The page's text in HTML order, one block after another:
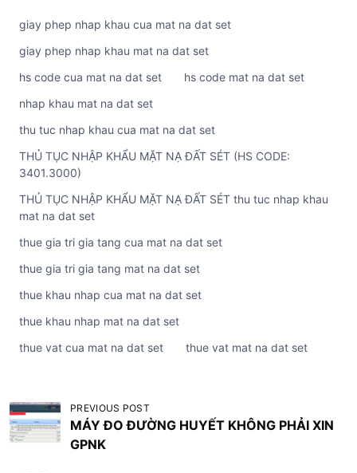
giay phep nhap khau cua mat na dat set
giay phep nhap khau mat na dat set
hs code cua mat na dat set
hs code mat na dat set
nhap khau mat na dat set
thu tuc nhap khau cua mat na dat set
THỦ TỤC NHẬP KHẨU MẶT NẠ ĐẤT SÉT (HS CODE:
3401.3000)
THỦ TỤC NHẬP KHẨU MẶT NẠ ĐẤT SÉT thu tuc nhap khau
mat na dat set
thue gia tri gia tang cua mat na dat set
thue gia tri gia tang mat na dat set
thue khau nhap cua mat na dat set
thue khau nhap mat na dat set
thue vat cua mat na dat set
thue vat mat na dat set
Đ
i
PREVIOUS POST
MÁY ĐO ĐƯỜNG HUYẾT KHÔNG PHẢI XIN
GPNK